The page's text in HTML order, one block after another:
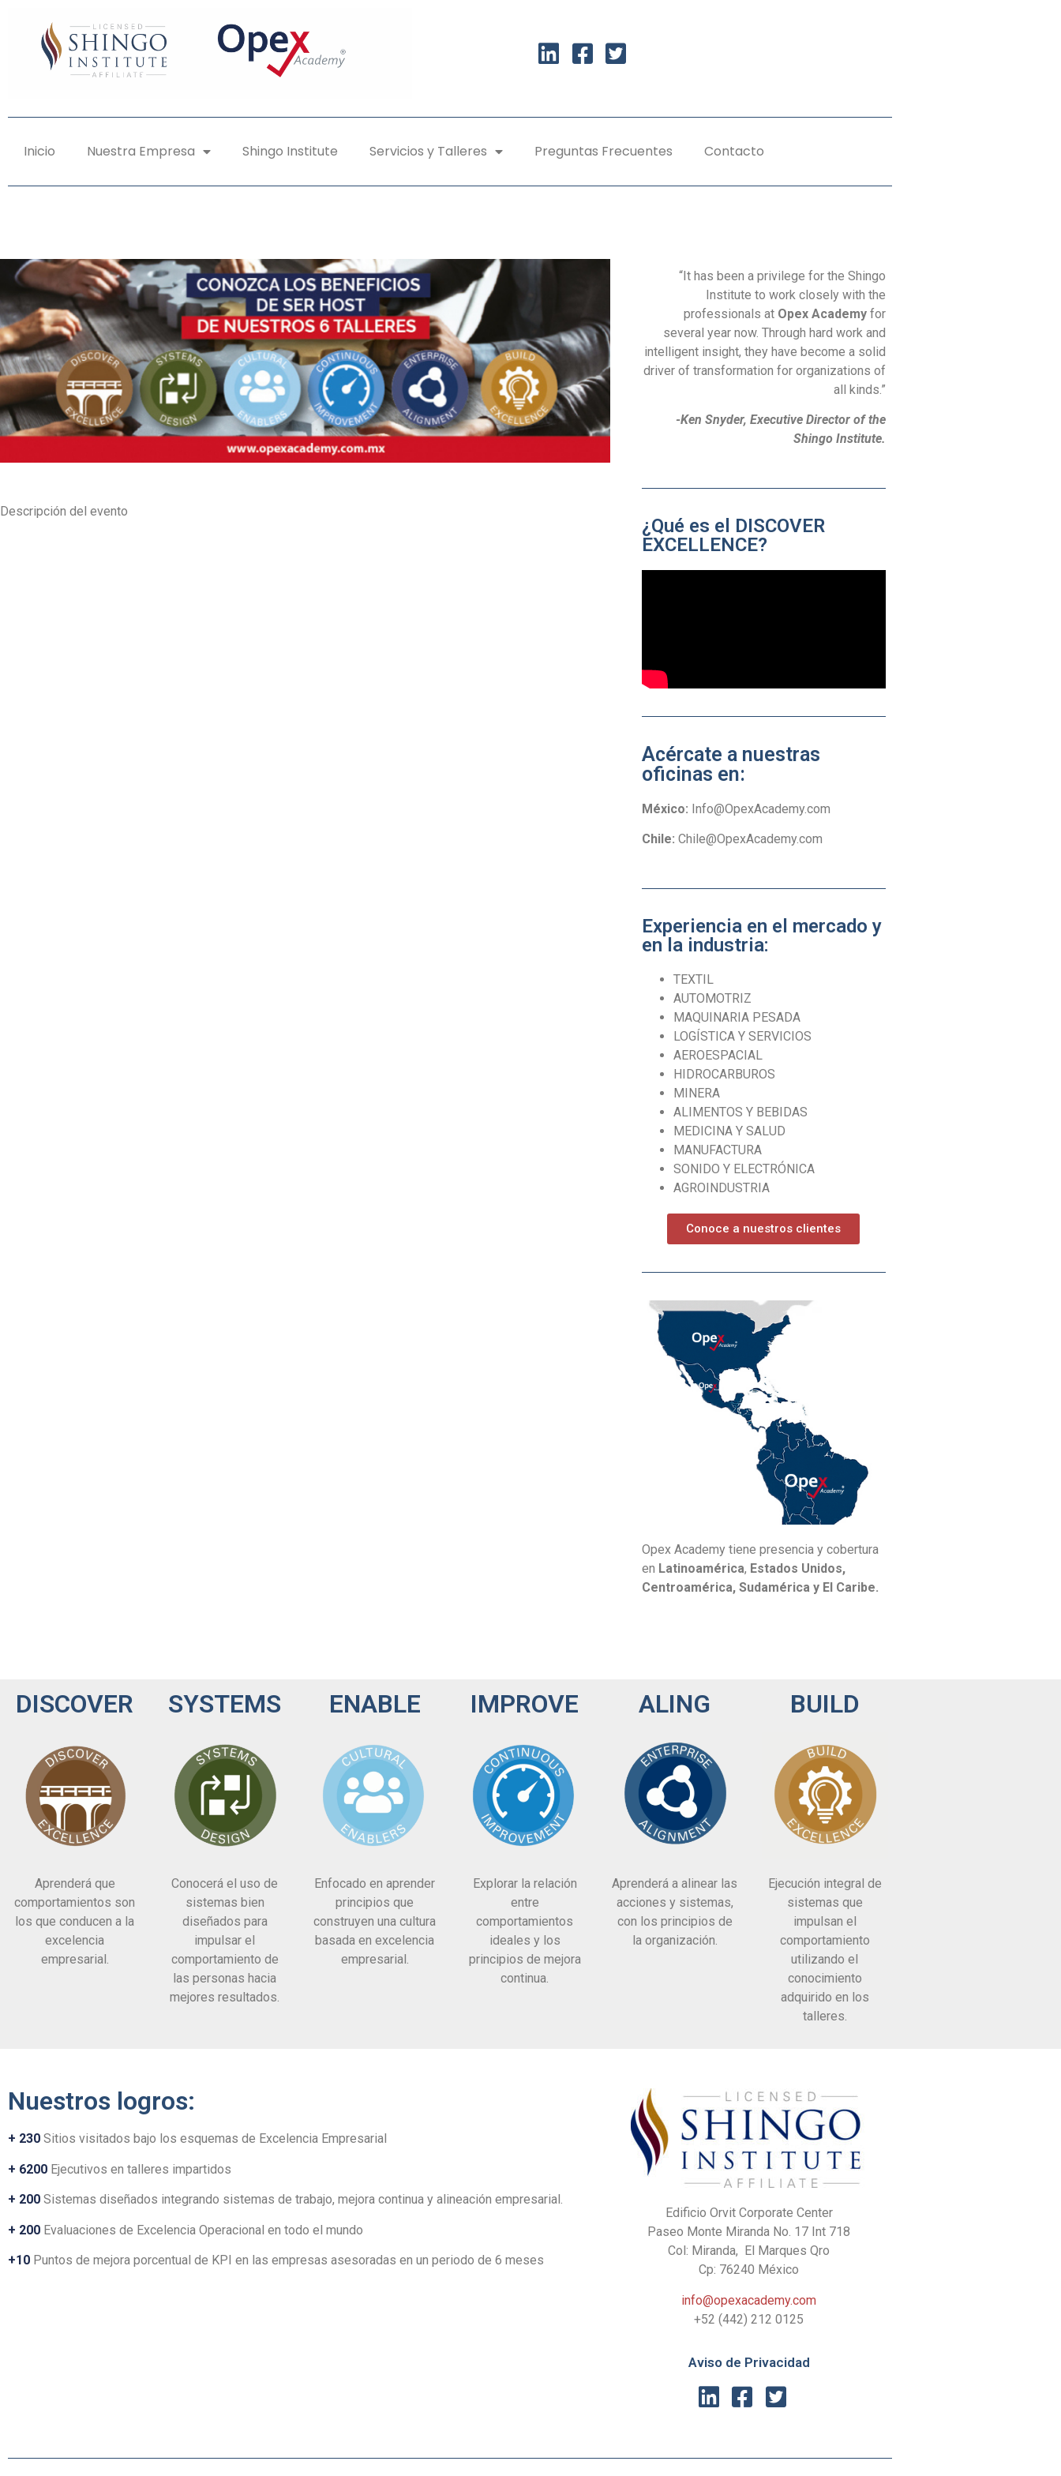
Inicio Nuestra Empresa Shingo Institute Servicios y Talleres Preguntas Frecuentes Contacto
Descripción del evento
“It has been a privilege for the Shingo
Institute to work closely with the
professionals at Opex Academyfor
several year now. Through hard work and
intelligent insight, they have become a solid
driver of transformation for organizations of
all kinds.”
-Ken Snyder, Executive Director of the
Shingo Institute.
¿Qué es el DISCOVER
EXCELLENCE?
Acércate a nuestras
oficinas en:
México: Info@OpexAcademy.com
Chile: Chile@OpexAcademy.com
Experiencia en el mercado y
en la industria:
TEXTIL
AUTOMOTRIZ
MAQUINARIA PESADA
LOGÍSTICA Y SERVICIOS
AEROESPACIAL
HIDROCARBUROS
MINERA
ALIMENTOS Y BEBIDAS
MEDICINA Y SALUD
MANUFACTURA
SONIDO Y ELECTRÓNICA
AGROINDUSTRIA
Conoce a nuestros clientes
Opex Academy tiene presencia y cobertura
en Latinoamérica, Estados Unidos,
Centroamérica, Sudamérica y El Caribe.
DISCOVER
Aprenderá que
comportamientos son
los que conducen a la
excelencia
empresarial.
SYSTEMS
Conocerá el uso de
sistemas bien
diseñados para
impulsar el
comportamiento de
las personas hacia
mejores resultados.
ENABLE
Enfocado en aprender
principios que
construyen una cultura
basada en excelencia
empresarial.
IMPROVE
Explorar la relación
entre
comportamientos
ideales y los
principios de mejora
continua.
ALING
Aprenderá a alinear las
acciones y sistemas,
con los principios de
la organización.
BUILD
Ejecución integral de
sistemas que
impulsan el
comportamiento
utilizando el
conocimiento
adquirido en los
talleres.
Nuestros logros:
+ 230 Sitios visitados bajo los esquemas de Excelencia Empresarial
+ 6200 Ejecutivos en talleres impartidos
+ 200 Sistemas diseñados integrando sistemas de trabajo, mejora continua y alineación empresarial.
+ 200 Evaluaciones de Excelencia Operacional en todo el mundo
+10 Puntos de mejora porcentual de KPI en las empresas asesoradas en un periodo de 6 meses
Edificio Orvit Corporate Center
Paseo Monte Miranda No. 17 Int 718
Col: Miranda, El Marques Qro
Cp: 76240 México
info@opexacademy.com
+52 (442) 212 0125
Aviso de Privacidad